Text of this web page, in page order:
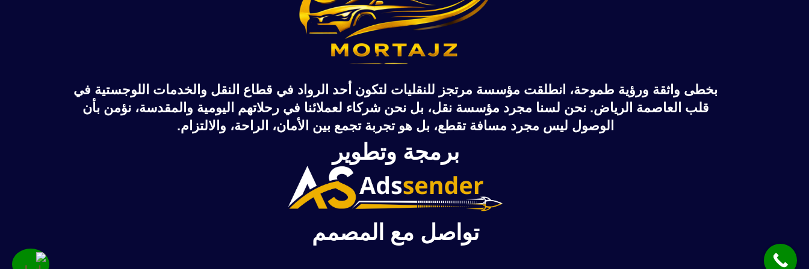
بخطى واثقة ورؤية طموحة، انطلقت مؤسسة مرتجز للنقليات لتكون أحد الرواد في قطاع النقل والخدمات اللوجستية في
قلب العاصمة الرياض. نحن لسنا مجرد مؤسسة نقل، بل نحن شركاء لعملائنا في رحلاتهم اليومية والمقدسة، نؤمن بأن
الوصول ليس مجرد مسافة تقطع، بل هو تجربة تجمع بين الأمان، الراحة، والالتزام.
برمجة وتطوير
تواصل مع المصمم